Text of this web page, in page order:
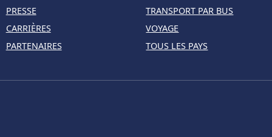
PRESSE
CARRIÈRES
PARTENAIRES
TRANSPORT PAR BUS
VOYAGE
TOUS LES PAYS